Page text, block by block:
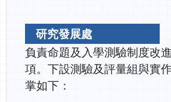
研究發展處
負責命題及入學測驗制度改
項。下設測驗及評量組與實
掌如下：